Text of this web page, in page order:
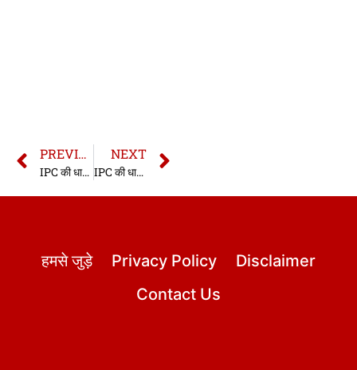
PREVIOUS
IPC की धारा 361 | धारा 361 भारतीय दण्ड संहिता | IPC Section 361 In Hindi
NEXT
IPC की धारा 363 | धारा 363 भारतीय दण्ड संहिता | IPC Section 363 In Hindi
हमसे जुड़े Privacy Policy
Disclaimer
Contact Us